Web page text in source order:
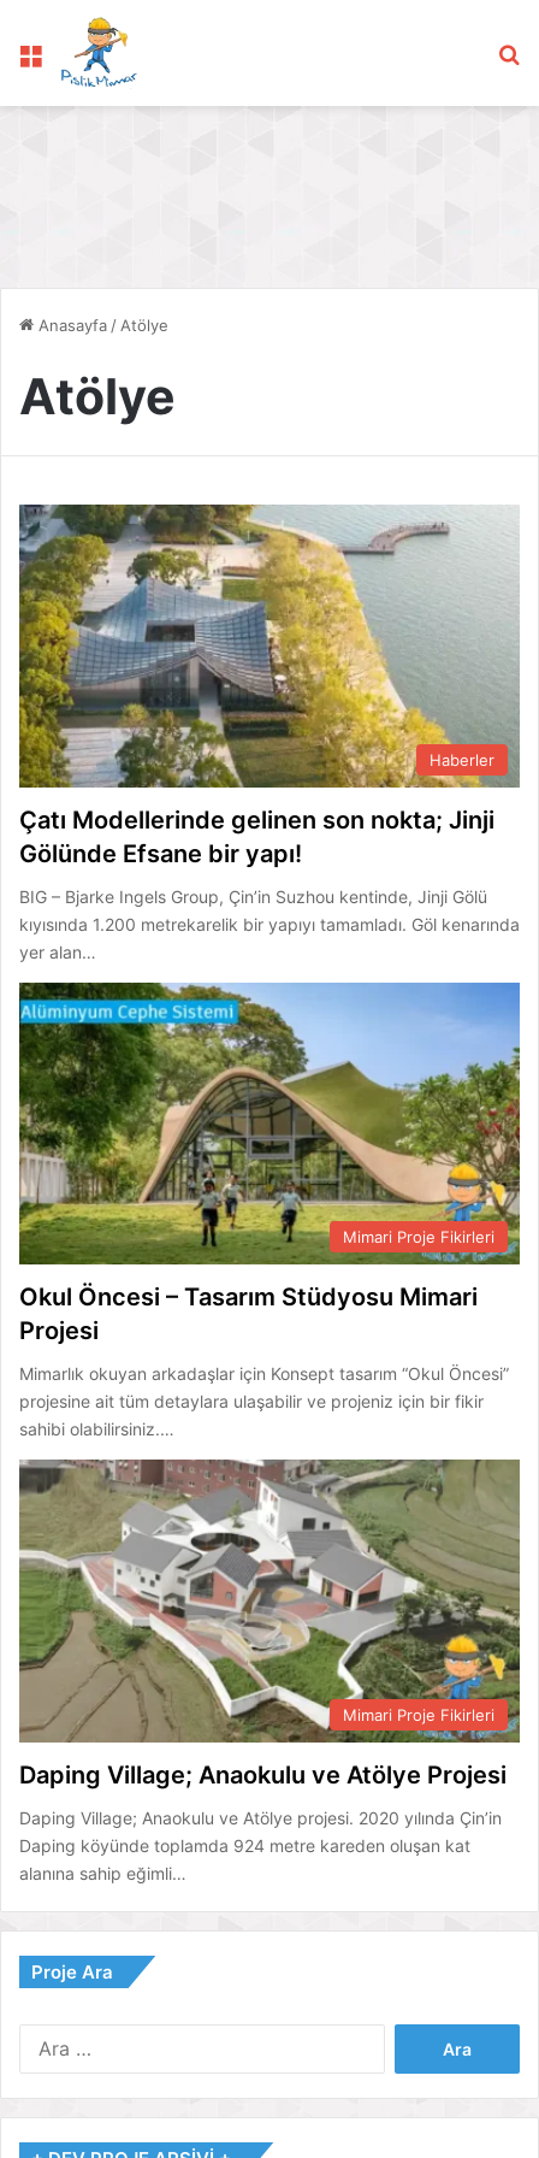
Menü
Anasayfa / Atölye
Atölye
Haberler
Çatı Modellerinde gelinen son nokta; Jinji
Gölünde Efsane bir yapı!
BIG – Bjarke Ingels Group, Çin’in Suzhou kentinde, Jinji Gölü
kıyısında 1.200 metrekarelik bir yapıyı tamamladı. Göl kenarında
yer alan…
Mimari Proje Fikirleri
Okul Öncesi – Tasarım Stüdyosu Mimari
Projesi
Mimarlık okuyan arkadaşlar için Konsept tasarım “Okul Öncesi”
projesine ait tüm detaylara ulaşabilir ve projeniz için bir fikir
sahibi olabilirsiniz.…
Mimari Proje Fikirleri
Daping Village; Anaokulu ve Atölye Projesi
Daping Village; Anaokulu ve Atölye projesi. 2020 yılında Çin’in
Daping köyünde toplamda 924 metre kareden oluşan kat
alanına sahip eğimli…
Proje Ara